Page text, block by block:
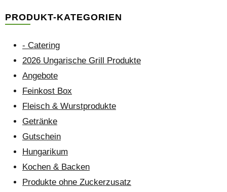
PRODUKT-KATEGORIEN
- Catering
2026 Ungarische Grill Produkte
Angebote
Feinkost Box
Fleisch & Wurstprodukte
Getränke
Gutschein
Hungarikum
Kochen & Backen
Produkte ohne Zuckerzusatz